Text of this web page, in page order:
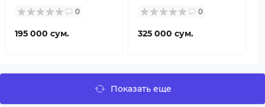
0
195 000 сум.
0
325 000 сум.
Показать еще